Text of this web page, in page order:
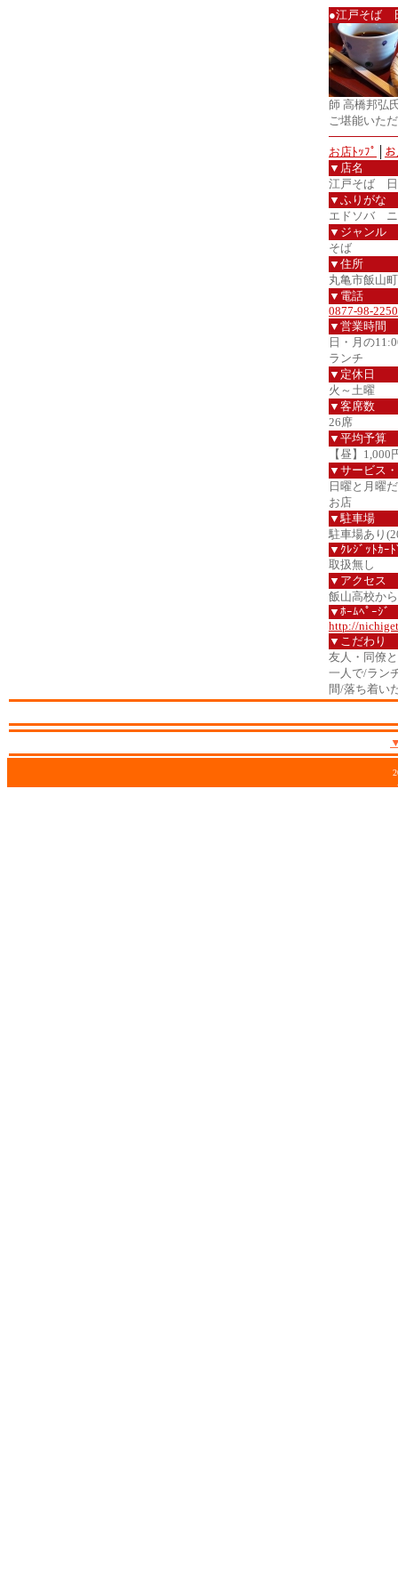
●江戸そば
師 高橋邦弘
ご堪能いた
お店ﾄｯﾌﾟ
▼店名
江戸そば
▼ふりがな
エドソバ ニ
▼ジャンル
そば
▼住所
丸亀市飯山
▼電話
0877-98-2250
▼営業時間
日・月の
ランチ
▼定休日
火～土曜
▼客席数
26席
▼平均予算
【昼】1,000
▼サービス
日曜と月曜
お店
▼駐車場
駐車場あり
▼ｸﾚｼﾞｯﾄｶｰﾄ
取扱無し
▼アクセス
飯山高校か
▼ﾎｰﾑﾍﾟｰｼﾞ
http://
▼こだわり
友人・同僚
一人で/ラン
間/落ち着い